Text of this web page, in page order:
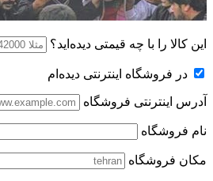
این کالا را با چه قیمتی دیده‌اید؟
در فروشگاه اینترنتی دیده‌ام
آدرس اینترنتی فروشگاه
نام فروشگاه
مکان فروشگاه